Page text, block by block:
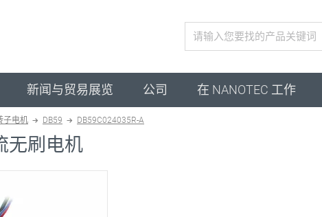
新闻与贸易展览 公司 在 NANOTEC 工作
子电机 DB59 DB59C024035R-A
无刷电机